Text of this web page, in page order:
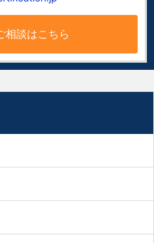
相談はこちら